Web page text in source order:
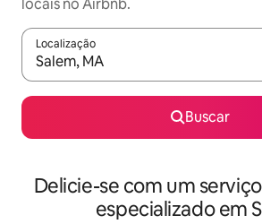
Localização
Quando os resultados estiverem
Buscar
Delicie-se com um
especializado em